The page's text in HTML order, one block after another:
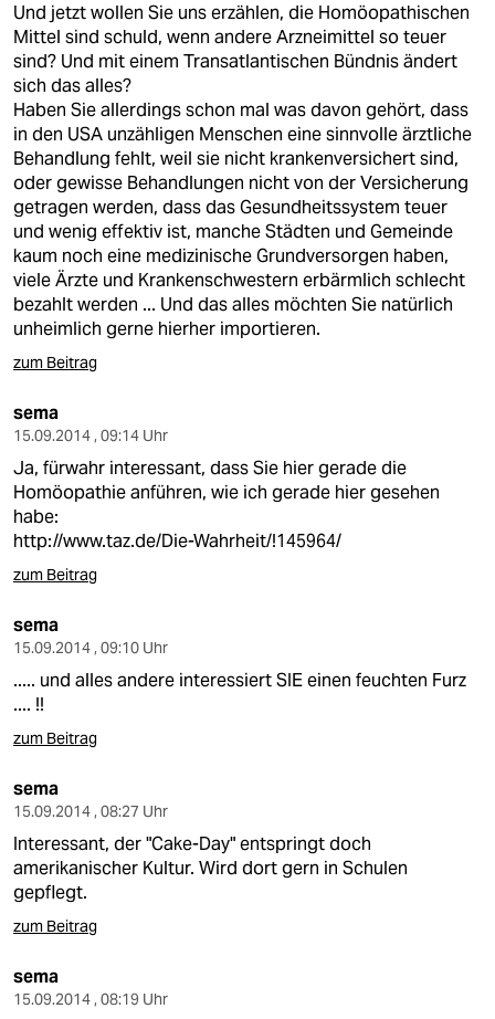
Und jetzt wollen Sie uns erzählen, die Homöopathischen
Mittel sind schuld, wenn andere Arzneimittel so teuer
sind? Und mit einem Transatlantischen Bündnis ändert
sich das alles?
Haben Sie allerdings schon mal was davon gehört, dass
in den USA unzähligen Menschen eine sinnvolle ärztliche
Behandlung fehlt, weil sie nicht krankenversichert sind,
oder gewisse Behandlungen nicht von der Versicherung
getragen werden, dass das Gesundheitssystem teuer
und wenig effektiv ist, manche Städten und Gemeinde
kaum noch eine medizinische Grundversorgen haben,
viele Ärzte und Krankenschwestern erbärmlich schlecht
bezahlt werden ... Und das alles möchten Sie natürlich
unheimlich gerne hierher importieren.
zum Beitrag
sema
15.09.2014 , 09:14 Uhr
Ja, fürwahr interessant, dass Sie hier gerade die
Homöopathie anführen, wie ich gerade hier gesehen
habe:
http://www.taz.de/Die-Wahrheit/!145964/
zum Beitrag
sema
15.09.2014 , 09:10 Uhr
..... und alles andere interessiert SIE einen feuchten Furz
.... !!
zum Beitrag
sema
15.09.2014 , 08:27 Uhr
Interessant, der "Cake-Day" entspringt doch
amerikanischer Kultur. Wird dort gern in Schulen
gepflegt.
zum Beitrag
sema
15.09.2014 , 08:19 Uhr